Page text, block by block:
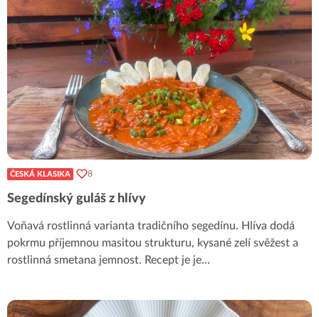
ČESKÁ KLASIKA 8
Segedínský guláš z hlívy
Voňavá rostlinná varianta tradičního segedínu. Hlíva dodá
pokrmu příjemnou masitou strukturu, kysané zelí svěžest a
rostlinná smetana jemnost. Recept je je...